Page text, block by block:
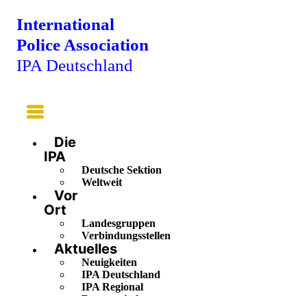
International
Police Association
IPA Deutschland
Main
Menu
Die
IPA
Deutsche Sektion
Weltweit
Vor
Ort
Landesgruppen
Verbindungsstellen
Aktuelles
Neuigkeiten
IPA Deutschland
IPA Regional